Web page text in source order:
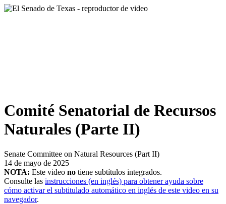
Comité Senatorial de Recursos
Naturales (Parte II)
Senate Committee on Natural Resources (Part II)
14 de mayo de 2025
NOTA: Este video no tiene subtítulos integrados.
Consulte las instrucciones (en inglés) para obtener ayuda sobre
cómo activar el subtitulado automático en inglés de este video en su
navegador.